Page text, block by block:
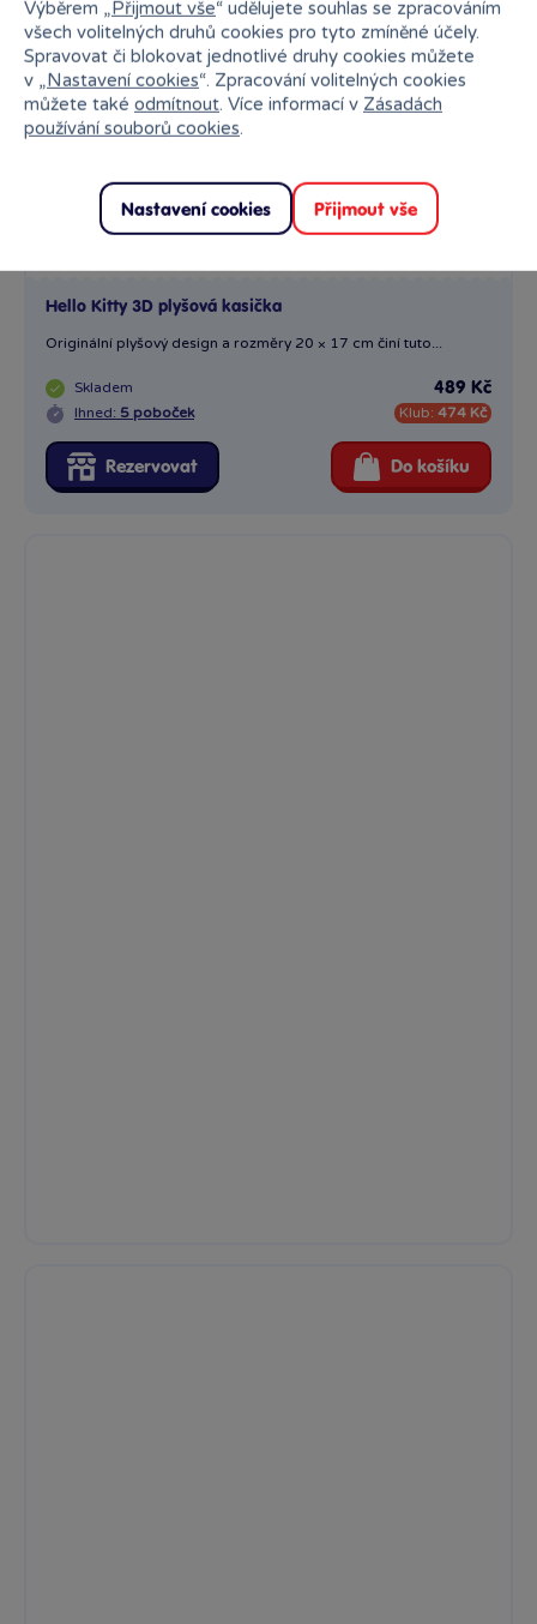
Hello Kitty 3D plyšová kasička
Originální plyšový design a rozměry 20 × 17 cm činí tuto...
Skladem
Ihned: 5 poboček
489 Kč
Klub: 474 Kč
Rezervovat Do košíku
Výběrem „Přijmout vše“ udělujete souhlas se zpracováním
všech volitelných druhů cookies pro tyto zmíněné účely.
Spravovat či blokovat jednotlivé druhy cookies můžete
v „Nastavení cookies“. Zpracování volitelných cookies
můžete také odmítnout. Více informací v Zásadách
používání souborů cookies.
Nastavení cookies Přijmout vše